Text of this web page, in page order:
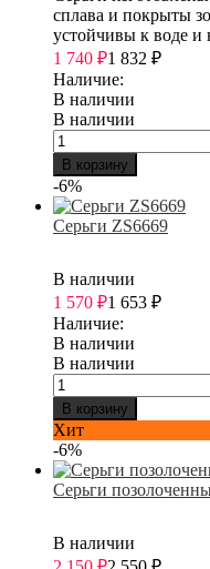
сплава и покрыты
устойчивы к воде и
1 740 ₽1 832 ₽
Наличие:
В наличии
В наличии
В корзину
-6%
Серьги ZS6669
В наличии
1 570 ₽1 653 ₽
Наличие:
В наличии
В наличии
В корзину
Хит
-6%
Серьги
В наличии